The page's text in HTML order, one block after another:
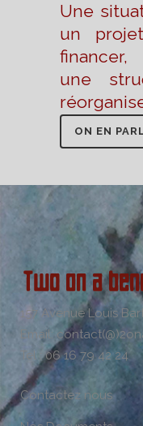
Une
un
financer,
une
ON EN
157 Avenue Louis
Email:
Tel : 06 16 79 42 24
Contactez nous